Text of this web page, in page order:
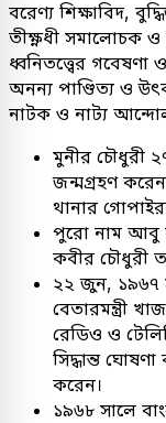
বরেণ্য শিক্ষাবিদ,
তীক্ষ্ণধী সমালোচক
ধ্বনিতত্ত্বের
অনন্য পাণ্ডিত্য ও
নাটক ও নাট্য
মুনীর চৌধুরী
জন্মগ্রহণ
থানার
পুরো নাম আবু
কবীর চৌধুরী
২২ জুন, ১৯৬৭
বেতারমন্ত্রী
রেডিও ও
সিদ্ধান্ত
করেন।
১৯৬৮ সালে